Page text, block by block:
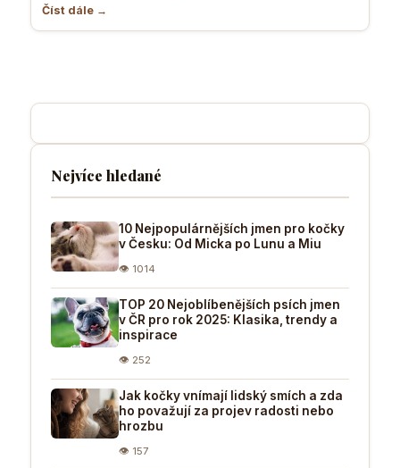
Číst dále →
Nejvíce hledané
10 Nejpopulárnějších jmen pro kočky
v Česku: Od Micka po Lunu a Miu
👁 1014
TOP 20 Nejoblíbenějších psích jmen
v ČR pro rok 2025: Klasika, trendy a
inspirace
👁 252
Jak kočky vnímají lidský smích a zda
ho považují za projev radosti nebo
hrozbu
👁 157